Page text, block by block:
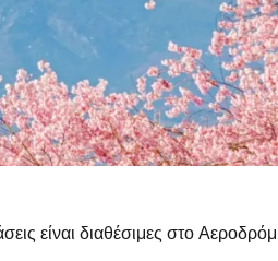
είναι διαθέσιμες στο